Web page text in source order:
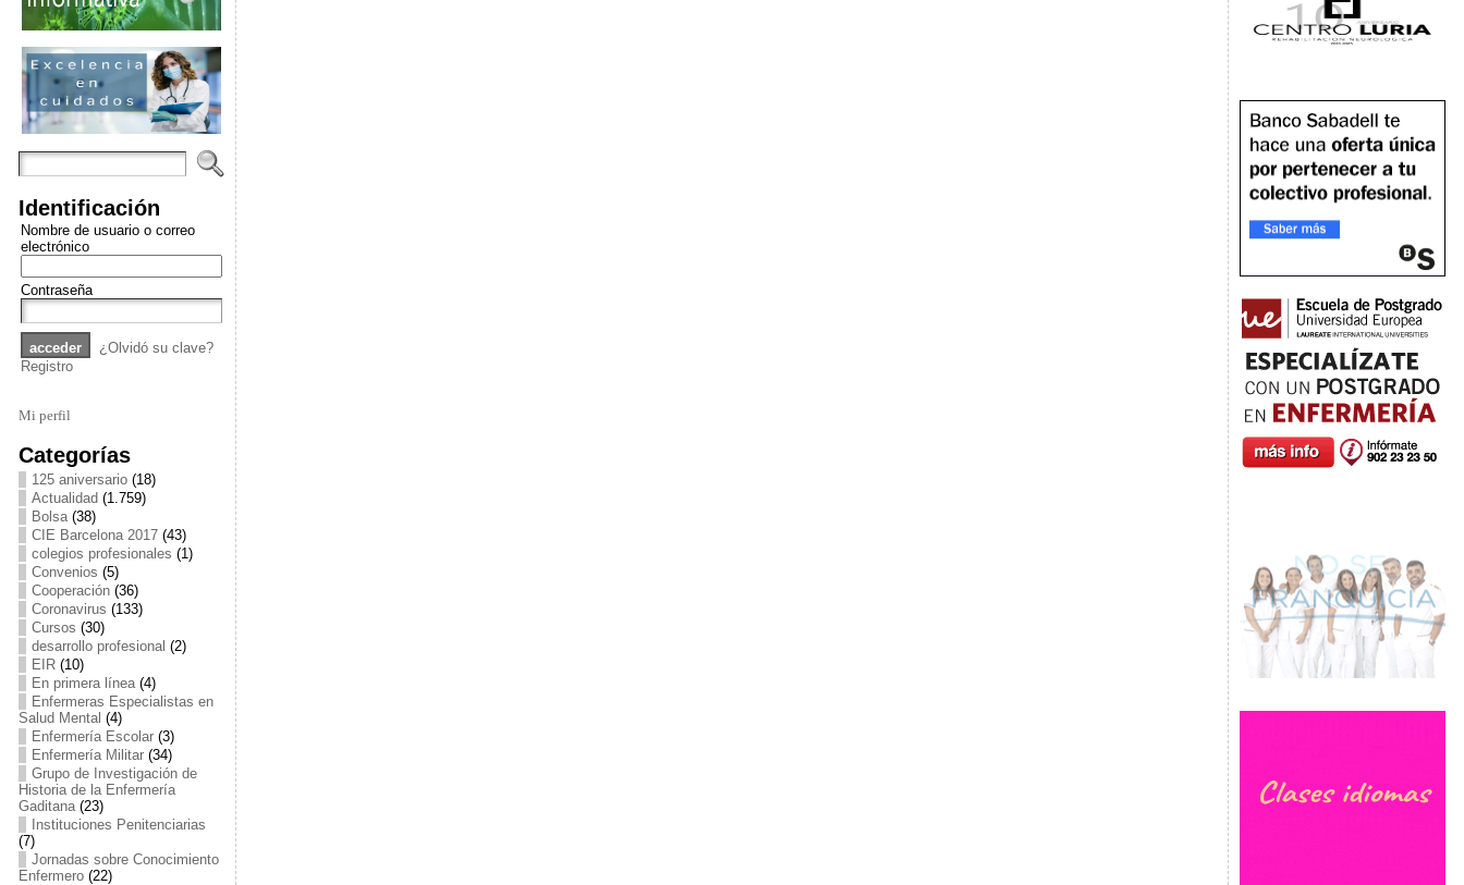
Identificación
Nombre de usuario o correo
electrónico
Contraseña
¿Olvidó su clave?
Registro
Mi perfil
Categorías
125 aniversario(18)
Actualidad (1.759)
Bolsa(38)
CIE Barcelona 2017(43)
colegios profesionales (1)
Convenios (5)
Cooperación(36)
Coronavirus (133)
Cursos (30)
desarrollo profesional (2)
EIR(10)
En primera línea(4)
Enfermeras Especialistas en
Salud Mental (4)
Enfermería Escolar(3)
Enfermería Militar(34)
Grupo de Investigación de
Historia de la Enfermería
Gaditana(23)
Instituciones Penitenciarias
(7)
Jornadas sobre Conocimiento
Enfermero(22)